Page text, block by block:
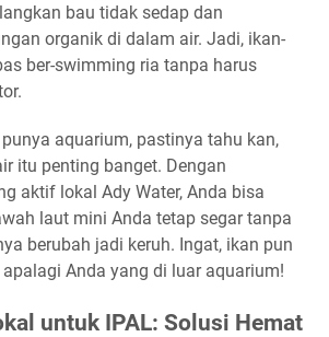
bau tidak sedap dan
organik di dalam air. Jadi, ikan-
ber-swimming ria tanpa harus
aquarium, pastinya tahu kan,
itu penting banget. Dengan
aktif lokal Ady Water, Anda bisa
laut mini Anda tetap segar tanpa
berubah jadi keruh. Ingat, ikan pun
Anda yang di luar aquarium!
untuk IPAL: Solusi Hemat